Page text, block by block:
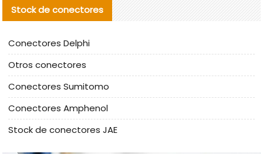
Stock de conectores
Conectores Delphi
Otros conectores
Conectores Sumitomo
Conectores Amphenol
Stock de conectores JAE